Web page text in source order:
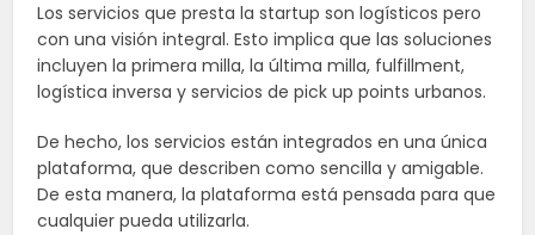
Los servicios que presta la startup son logísticos pero
con una visión integral. Esto implica que las soluciones
incluyen la primera milla, la última milla, fulfillment,
logística inversa y servicios de pick up points urbanos.
De hecho, los servicios están integrados en una única
plataforma, que describen como sencilla y amigable.
De esta manera, la plataforma está pensada para que
cualquier pueda utilizarla.